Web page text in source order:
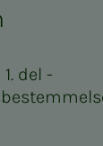
del -